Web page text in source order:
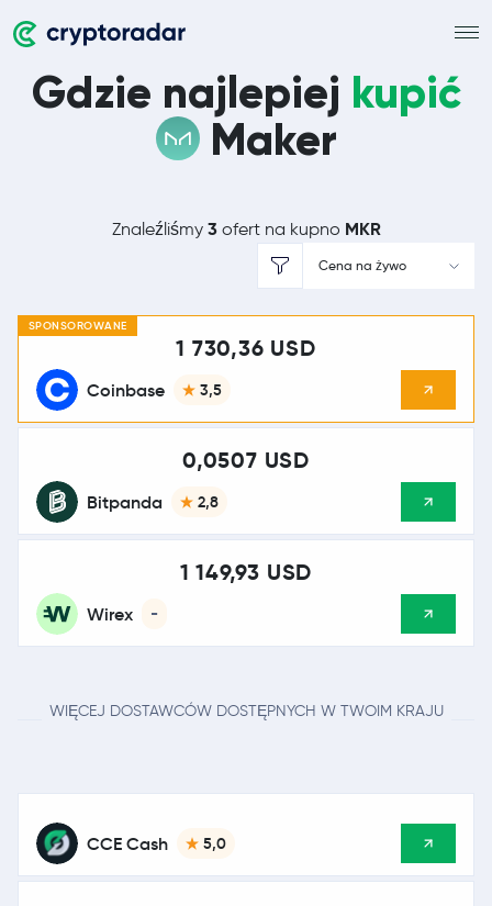
Gdzie najlepiej kupić
Maker
Znaleźliśmy 3ofert na kupno MKR
Cena na żywo
SPONSOROWANE
Coinbase 3,5
1 730,36 USD
Bitpanda 2,8
0,0507 USD
Wirex -
1 149,93 USD
WIĘCEJ DOSTAWCÓW DOSTĘPNYCH W TWOIM KRAJU
CCE Cash 5,0